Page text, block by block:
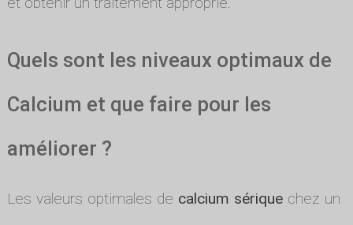
Quels sont les niveaux optimaux de
Calcium et que faire pour les
améliorer ?
Les valeurs optimales de calcium sérique chez un